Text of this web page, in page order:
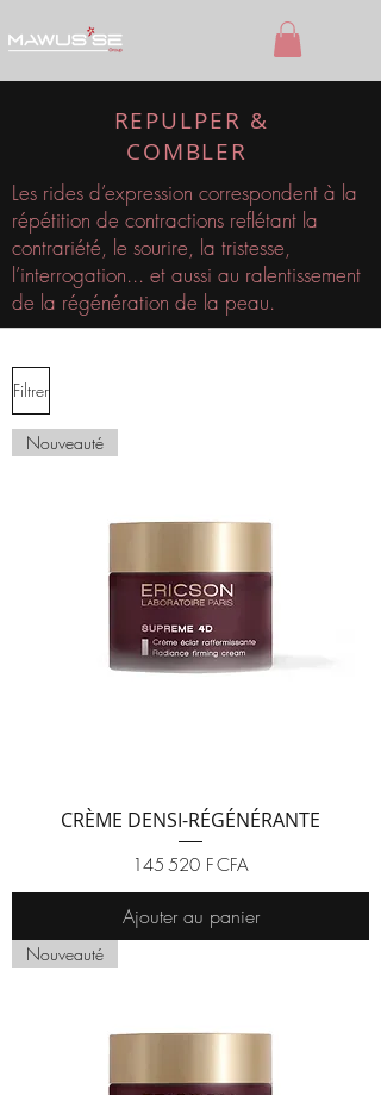
REPULPER &
COMBLER
Les rides d’expression correspondent à la
répétition de contractions reflétant la
contrariété, le sourire, la tristesse,
l’interrogation... et aussi au ralentissement
de la régénération de la peau.
Filtrer
Nouveauté
CRÈME DENSI-RÉGÉNÉRANTE
Prix
145 520 F CFA
Ajouter au panier
Nouveauté